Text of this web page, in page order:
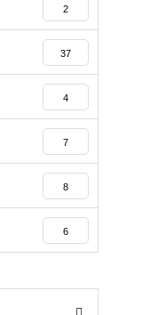
2
37
4
7
8
6